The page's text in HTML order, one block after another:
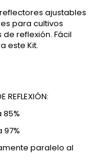
ajustables
para cultivos
reflexión. Fácil
este Kit.
REFLEXIÓN:
paralelo al